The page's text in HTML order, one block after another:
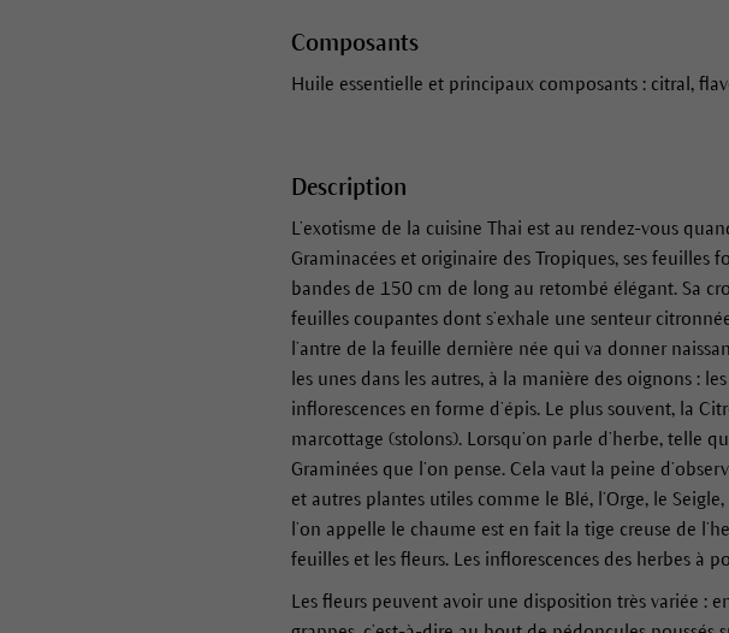
Composants
Huile essentielle et principaux composants : citral,
Description
L’exotisme de la cuisine Thai est au rendez-vous
Graminacées et originaire des Tropiques, ses
bandes de 150 cm de long au retombé élégant. Sa
feuilles coupantes dont s’exhale une senteur
l’antre de la feuille dernière née qui va donner
les unes dans les autres, à la manière des oignons :
inflorescences en forme d’épis. Le plus souvent, la
marcottage (stolons). Lorsqu’on parle d’herbe, telle
Graminées que l’on pense. Cela vaut la peine
et autres plantes utiles comme le Blé, l’Orge, le
l’on appelle le chaume est en fait la tige creuse de
feuilles et les fleurs. Les inflorescences des herbes à
Les fleurs peuvent avoir une disposition très variée :